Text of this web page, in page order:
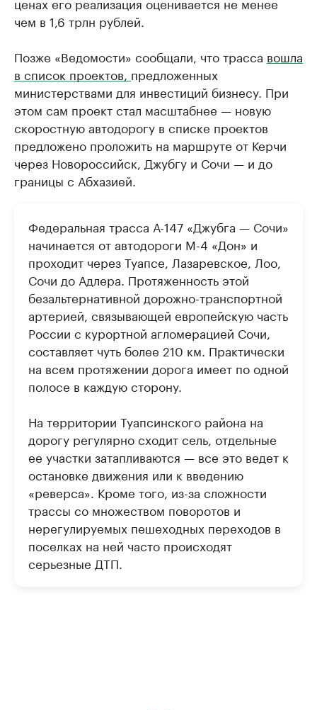
чем в 1,6 трлн рублей.
Позже «Ведомости» сообщали, что трасса вошла
в список проектов, предложенных
министерствами для инвестиций бизнесу. При
этом сам проект стал масштабнее — новую
скоростную автодорогу в списке проектов
предложено проложить на маршруте от Керчи
через Новороссийск, Джубгу и Сочи — и до
границы с Абхазией.
Федеральная трасса А-147 «Джубга — Сочи»
начинается от автодороги М-4 «Дон» и
проходит через Туапсе, Лазаревское, Лоо,
Сочи до Адлера. Протяженность этой
безальтернативной дорожно-транспортной
артерией, связывающей европейскую часть
России с курортной агломерацией Сочи,
составляет чуть более 210 км. Практически
на всем протяжении дорога имеет по одной
полосе в каждую сторону.
На территории Туапсинского района на
дорогу регулярно сходит сель, отдельные
ее участки затапливаются — все это ведет к
остановке движения или к введению
«реверса». Кроме того, из-за сложности
трассы со множеством поворотов и
нерегулируемых пешеходных переходов в
поселках на ней часто происходят
серьезные ДТП.